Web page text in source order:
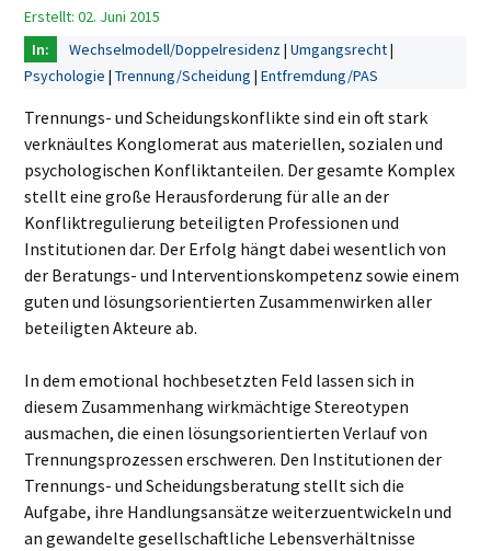
Erstellt: 02. Juni 2015
Wechselmodell/Doppelresidenz Umgangsrecht
Psychologie Trennung/Scheidung Entfremdung/PAS
Trennungs- und Scheidungskonflikte sind ein oft stark
verknäultes Konglomerat aus materiellen, sozialen und
psychologischen Konfliktanteilen. Der gesamte Komplex
stellt eine große Herausforderung für alle an der
Konfliktregulierung beteiligten Professionen und
Institutionen dar. Der Erfolg hängt dabei wesentlich von
der Beratungs- und Interventionskompetenz sowie einem
guten und lösungsorientierten Zusammenwirken aller
beteiligten Akteure ab.
In dem emotional hochbesetzten Feld lassen sich in
diesem Zusammenhang wirkmächtige Stereotypen
ausmachen, die einen lösungsorientierten Verlauf von
Trennungsprozessen erschweren. Den Institutionen der
Trennungs- und Scheidungsberatung stellt sich die
Aufgabe, ihre Handlungsansätze weiterzuentwickeln und
an gewandelte gesellschaftliche Lebensverhältnisse